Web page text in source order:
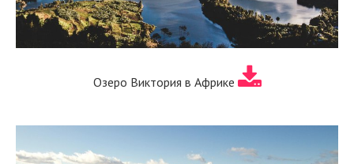
Озеро Виктория в Африке